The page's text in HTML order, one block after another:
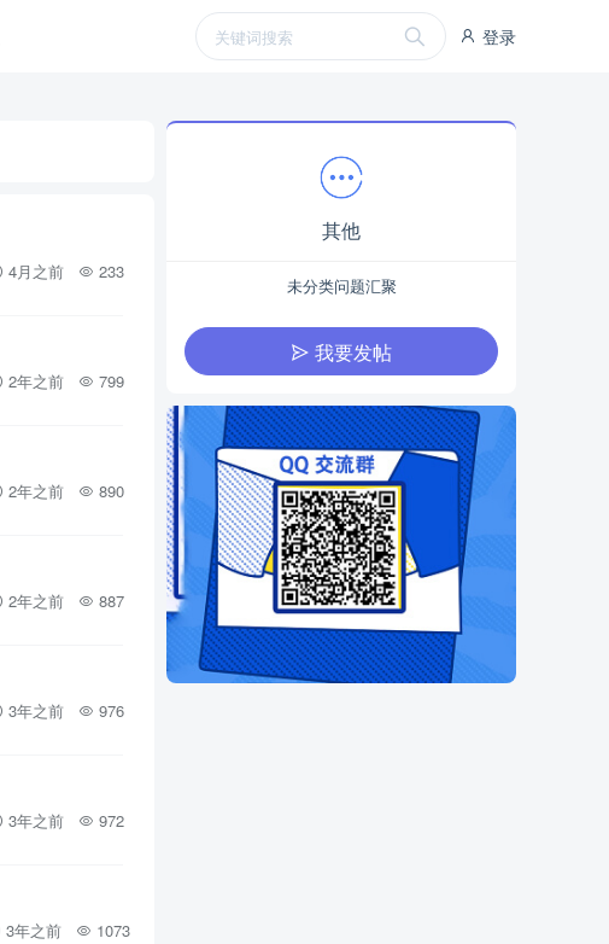
登录
4月之前 233
2年之前 799
2年之前 890
2年之前 887
3年之前 976
3年之前 972
3年之前 1073
其他
未分类问题汇聚
我要发帖